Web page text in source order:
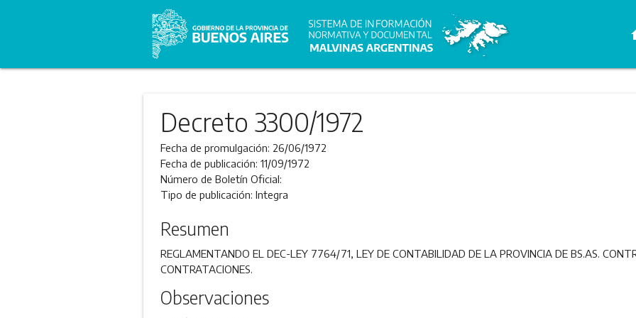
Decreto 3300/1972
Fecha de promulgación: 26/06/1972
Fecha de publicación: 11/09/1972
Número de Boletín Oficial:
Tipo de publicación: Integra
Resumen
REGLAMENTANDO EL DEC-LEY 7764/71, LEY DE CONTABILIDAD DE LA PROVINCIA DE BS.AS.
CONTRATACIONES.
Observaciones